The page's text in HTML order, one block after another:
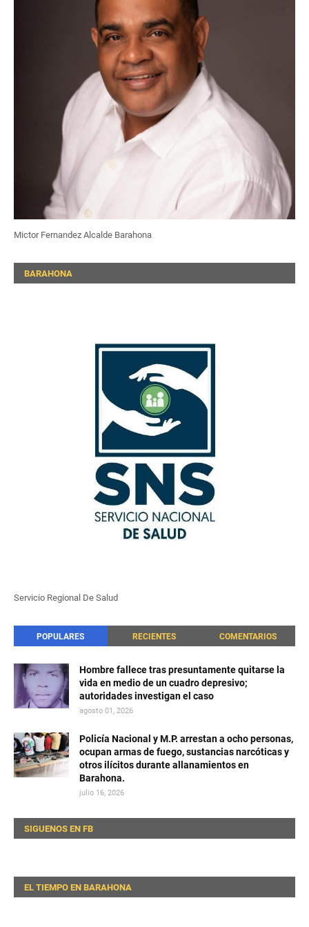
Mictor Fernandez Alcalde Barahona
BARAHONA
Servicio Regional De Salud
POPULARES RECIENTES COMENTARIOS
Hombre fallece tras presuntamente quitarse la
vida en medio de un cuadro depresivo;
autoridades investigan el caso
agosto 01, 2026
Policía Nacional y M.P. arrestan a ocho personas,
ocupan armas de fuego, sustancias narcóticas y
otros ilícitos durante allanamientos en
Barahona.
julio 16, 2026
SIGUENOS EN FB
EL TIEMPO EN BARAHONA